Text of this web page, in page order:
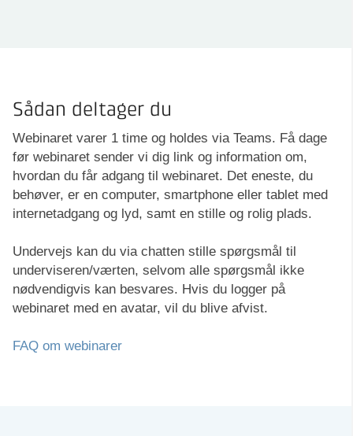
Sådan deltager du
Webinaret varer 1 time og holdes via Teams. Få dage
før webinaret sender vi dig link og information om,
hvordan du får adgang til webinaret. Det eneste, du
behøver, er en computer, smartphone eller tablet med
internetadgang og lyd, samt en stille og rolig plads.
Undervejs kan du via chatten stille spørgsmål til
underviseren/værten, selvom alle spørgsmål ikke
nødvendigvis kan besvares. Hvis du logger på
webinaret med en avatar, vil du blive afvist.
FAQ om webinarer